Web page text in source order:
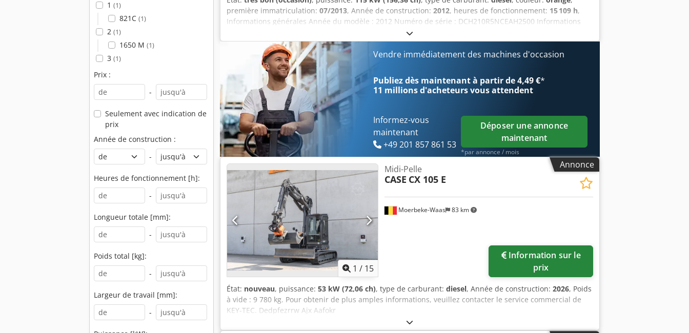
1 (1)
821C (1)
2 (1)
1650 M (1)
3 (1)
Prix :
-
Seulement avec indication de
prix
Année de construction :
-
Heures de fonctionnement [h]:
-
Longueur totale [mm]:
-
Poids total [kg]:
-
Largeur de travail [mm]:
-
première immatriculation: 07/2013, Année de construction: 2012, heures de fonctionnement: 15 109 h,
Informations générales Année du modèle : 2012 Numéro de série : DCH210R5NCEAH2500 Informations
techniques Nombre de cylindres : 4 Poids à vide : 22 600 kg Fonctionnel Largeur de travail : 300 cm
Marquage CE : oui État État technique : très bon Dkedjy En Ndepfx Aafjr État visuel : très bon Informations
financières Prix : Sur demande Garantie Garantie : Première main, carnet d'entretien complet, prêt à
l'emploi immédiatement ! - 80 % trains de chaînes - Inclus : 3 godets : 1300 mm, 450 mm et godet de
curage de fossés de 2000 mm - Système TOPCON 3D de 2021 disponible en option
Vendre immédiatement des machines d'occasion
Publiez dès maintenant à partir de 4,49 €*
11 millions d'acheteursvous attendent
Informez-vous
maintenant
+49 201 857 861 53
Déposer une annonce
maintenant
*par annonce / mois
Annonce
1 / 15
Moerbeke-Waas 83 km
Midi-Pelle
CASE CX 105 E
Information sur le
prix
État: nouveau, puissance: 53 kW (72,06 ch), type de carburant: diesel, Année de construction: 2026, Poids
à vide : 9 780 kg. Pour obtenir de plus amples informations, veuillez contacter le service commercial de
KEY-TEC. Dedpfezrrw Ajx Aafokr